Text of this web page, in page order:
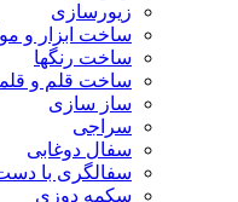
زیورسازی
ساخت ابزار و مواد
ساخت رنگها
ساخت قلم و قلممو
ساز سازی
سراجی
سفال دوغابی
سفالگری با دست
سکمه دوزی